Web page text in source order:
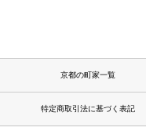
京都の町家一覧
特定商取引法に基づく表記